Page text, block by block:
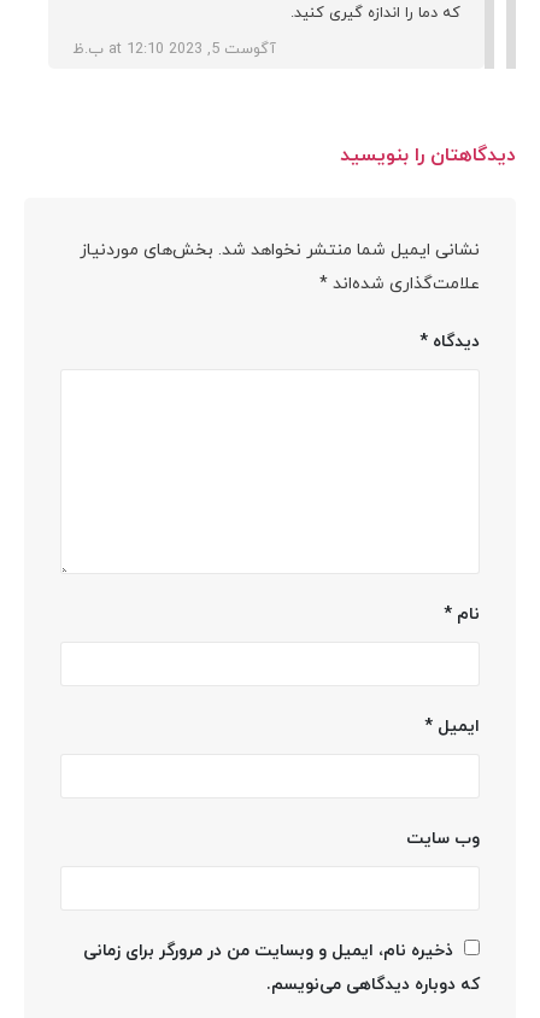
که دما را اندازه گیری کنید.
آگوست 5, 2023 at 12:10 ب.ظ
دیدگاهتان را بنویسید
نشانی ایمیل شما منتشر نخواهد شد. بخش‌های موردنیاز
علامت‌گذاری شده‌اند *
دیدگاه *
نام *
ایمیل *
وب‌ سایت
ذخیره نام، ایمیل و وبسایت من در مرورگر برای زمانی
که دوباره دیدگاهی می‌نویسم.